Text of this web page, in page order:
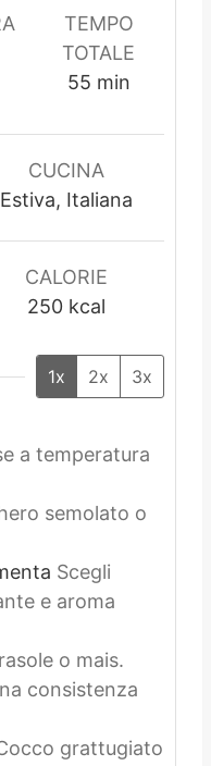
TEMPO
TOTALE
55m
n
u
t
min
CUCINA
Estiva, Italiana
CALORIE
250 kcal
1x 2x 3x
a temperatura
semolato o
Scegli
e aroma
o mais.
consistenza
grattugiato